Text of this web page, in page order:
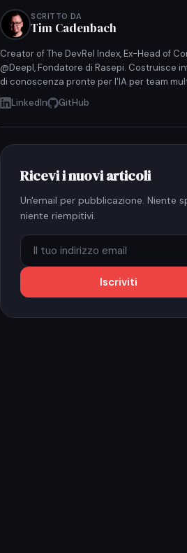
SCRITTO DA
Tim Cadenbach
Creator of The DevRel Index, Ex-Head of
@Deepl, Fondatore di Rasepi. Costruisce
di conoscenza pronte per l'IA per team
LinkedIn
GitHub
Ricevi i nuovi articoli
Un'email per pubblicazione. Niente
niente riempitivi.
Iscriviti